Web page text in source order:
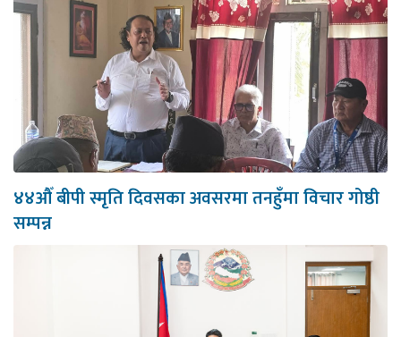
४४औँ बीपी स्मृति दिवसका अवसरमा तनहुँमा विचार गोष्ठी
सम्पन्न